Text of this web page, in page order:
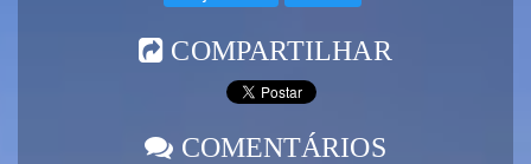
COMPARTILHAR
COMENTÁRIOS